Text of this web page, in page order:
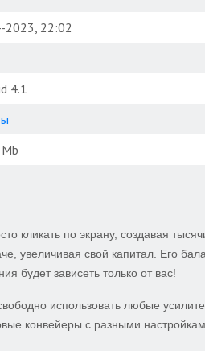
2023, 22:02
4.1
кликать по экрану, создавая
увеличивая свой капитал. Его
будет зависеть только от вас!
использовать любые
конвейеры с разными